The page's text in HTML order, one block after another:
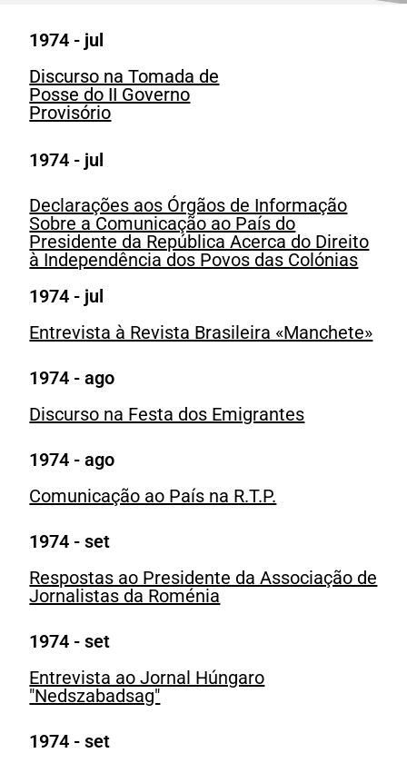
1974 - jul
Discurso na Tomada de
Posse do II Governo
Provisório
1974 - jul
Declarações aos Órgãos de Informação
Sobre a Comunicação ao País do
Presidente da República Acerca do Direito
à Independência dos Povos das Colónias
1974 - jul
Entrevista à Revista Brasileira «Manchete»
1974 - ago
Discurso na Festa dos Emigrantes
1974 - ago
Comunicação ao País na R.T.P.
1974 - set
Respostas ao Presidente da Associação de
Jornalistas da Roménia
1974 - set
Entrevista ao Jornal Húngaro
"Nedszabadsag"
1974 - set